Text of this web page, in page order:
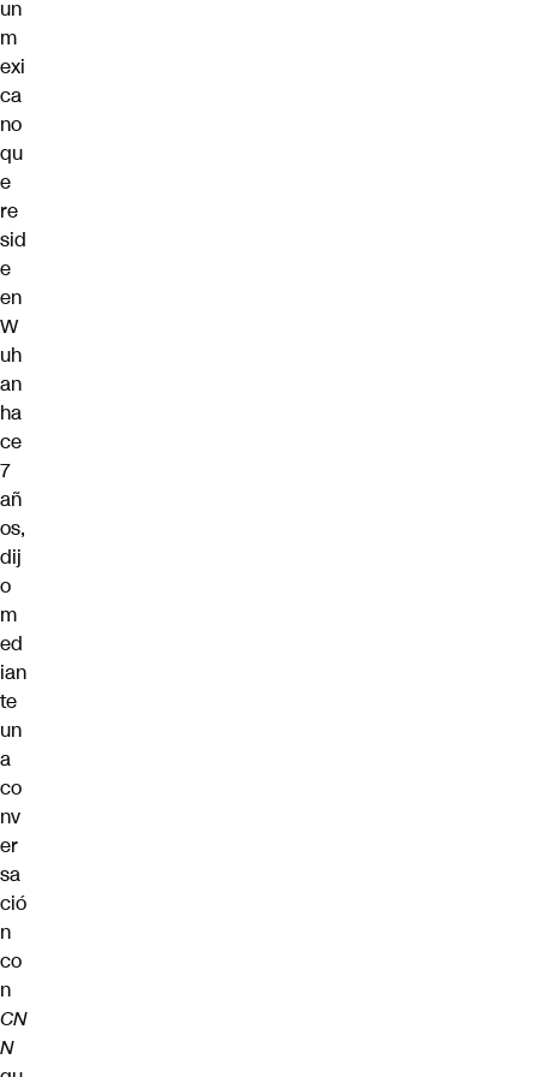
un
m
exi
ca
no
qu
e
re
sid
e
en
W
uh
an
ha
ce
7
añ
os,
dij
o
m
ed
ian
te
un
a
co
nv
er
sa
ció
n
co
n
CN
N